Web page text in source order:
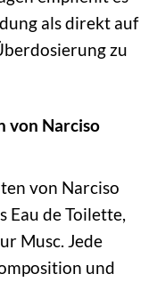
als direkt auf
zu
von Narciso
von Narciso
Eau de Toilette,
Musc. Jede
und